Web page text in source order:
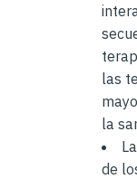
las
la
de